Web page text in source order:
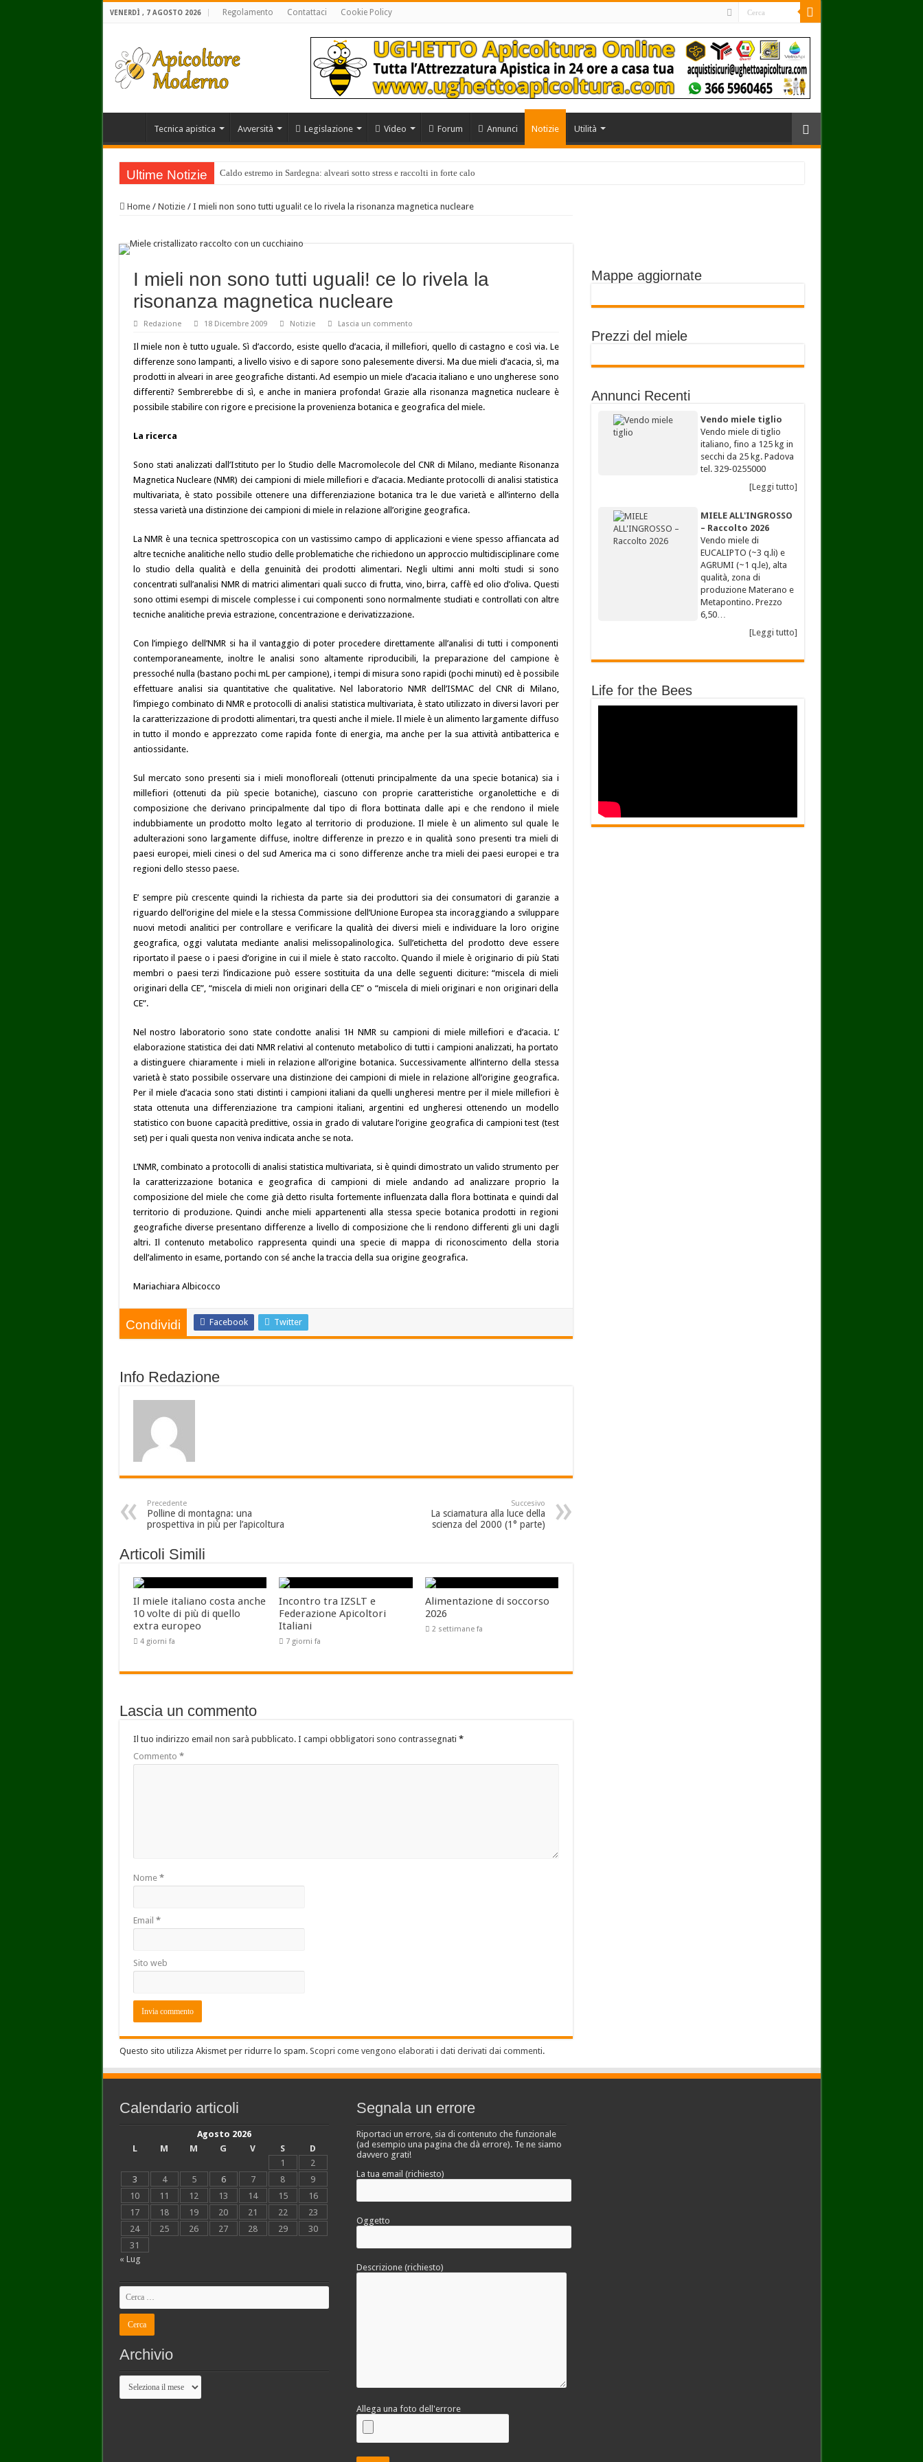
VENERDÌ , 7 AGOSTO 2026 Regolamento Contattaci Cookie Policy
Tecnica apistica Avversità Legislazione Video Forum Annunci Notizie Utilità
Ultime Notizie Caldo estremo in Sardegna: alveari sotto stress e raccolti in forte calo
Home / Notizie / I mieli non sono tutti uguali! ce lo rivela la risonanza magnetica nucleare
I mieli non sono tutti uguali! ce lo rivela la
risonanza magnetica nucleare
Redazione 18 Dicembre 2009 Notizie Lascia un commento
Il miele non è tutto uguale. Sì d’accordo, esiste quello d’acacia, il millefiori, quello di castagno e così via. Le
differenze sono lampanti, a livello visivo e di sapore sono palesemente diversi. Ma due mieli d’acacia, sì, ma
prodotti in alveari in aree geografiche distanti. Ad esempio un miele d’acacia italiano e uno ungherese sono
differenti? Sembrerebbe di sì, e anche in maniera profonda! Grazie alla risonanza magnetica nucleare è
possibile stabilire con rigore e precisione la provenienza botanica e geografica del miele.
La ricerca
Sono stati analizzati dall’Istituto per lo Studio delle Macromolecole del CNR di Milano, mediante Risonanza
Magnetica Nucleare (NMR) dei campioni di miele millefiori e d’acacia. Mediante protocolli di analisi statistica
multivariata, è stato possibile ottenere una differenziazione botanica tra le due varietà e all’interno della
stessa varietà una distinzione dei campioni di miele in relazione all’origine geografica.
La NMR è una tecnica spettroscopica con un vastissimo campo di applicazioni e viene spesso affiancata ad
altre tecniche analitiche nello studio delle problematiche che richiedono un approccio multidisciplinare come
lo studio della qualità e della genuinità dei prodotti alimentari. Negli ultimi anni molti studi si sono
concentrati sull’analisi NMR di matrici alimentari quali succo di frutta, vino, birra, caffè ed olio d’oliva. Questi
sono ottimi esempi di miscele complesse i cui componenti sono normalmente studiati e controllati con altre
tecniche analitiche previa estrazione, concentrazione e derivatizzazione.
Con l’impiego dell’NMR si ha il vantaggio di poter procedere direttamente all’analisi di tutti i componenti
contemporaneamente, inoltre le analisi sono altamente riproducibili, la preparazione del campione è
pressoché nulla (bastano pochi mL per campione), i tempi di misura sono rapidi (pochi minuti) ed è possibile
effettuare analisi sia quantitative che qualitative. Nel laboratorio NMR dell’ISMAC del CNR di Milano,
l’impiego combinato di NMR e protocolli di analisi statistica multivariata, è stato utilizzato in diversi lavori per
la caratterizzazione di prodotti alimentari, tra questi anche il miele. Il miele è un alimento largamente diffuso
in tutto il mondo e apprezzato come rapida fonte di energia, ma anche per la sua attività antibatterica e
antiossidante.
Sul mercato sono presenti sia i mieli monofloreali (ottenuti principalmente da una specie botanica) sia i
millefiori (ottenuti da più specie botaniche), ciascuno con proprie caratteristiche organolettiche e di
composizione che derivano principalmente dal tipo di flora bottinata dalle api e che rendono il miele
indubbiamente un prodotto molto legato al territorio di produzione. Il miele è un alimento sul quale le
adulterazioni sono largamente diffuse, inoltre differenze in prezzo e in qualità sono presenti tra mieli di
paesi europei, mieli cinesi o del sud America ma ci sono differenze anche tra mieli dei paesi europei e tra
regioni dello stesso paese.
E’ sempre più crescente quindi la richiesta da parte sia dei produttori sia dei consumatori di garanzie a
riguardo dell’origine del miele e la stessa Commissione dell’Unione Europea sta incoraggiando a sviluppare
nuovi metodi analitici per controllare e verificare la qualità dei diversi mieli e individuare la loro origine
geografica, oggi valutata mediante analisi melissopalinologica. Sull’etichetta del prodotto deve essere
riportato il paese o i paesi d’origine in cui il miele è stato raccolto. Quando il miele è originario di più Stati
membri o paesi terzi l’indicazione può essere sostituita da una delle seguenti diciture: “miscela di mieli
originari della CE”, “miscela di mieli non originari della CE” o “miscela di mieli originari e non originari della
CE”.
Nel nostro laboratorio sono state condotte analisi 1H NMR su campioni di miele millefiori e d’acacia. L’
elaborazione statistica dei dati NMR relativi al contenuto metabolico di tutti i campioni analizzati, ha portato
a distinguere chiaramente i mieli in relazione all’origine botanica. Successivamente all’interno della stessa
varietà è stato possibile osservare una distinzione dei campioni di miele in relazione all’origine geografica.
Per il miele d’acacia sono stati distinti i campioni italiani da quelli ungheresi mentre per il miele millefiori è
stata ottenuta una differenziazione tra campioni italiani, argentini ed ungheresi ottenendo un modello
statistico con buone capacità predittive, ossia in grado di valutare l’origine geografica di campioni test (test
set) per i quali questa non veniva indicata anche se nota.
L’NMR, combinato a protocolli di analisi statistica multivariata, si è quindi dimostrato un valido strumento per
la caratterizzazione botanica e geografica di campioni di miele andando ad analizzare proprio la
composizione del miele che come già detto risulta fortemente influenzata dalla flora bottinata e quindi dal
territorio di produzione. Quindi anche mieli appartenenti alla stessa specie botanica prodotti in regioni
geografiche diverse presentano differenze a livello di composizione che li rendono differenti gli uni dagli
altri. Il contenuto metabolico rappresenta quindi una specie di mappa di riconoscimento della storia
dell’alimento in esame, portando con sé anche la traccia della sua origine geografica.
Mariachiara Albicocco
Condividi Facebook Twitter
Info Redazione
Precedente
Polline di montagna: una
prospettiva in più per l’apicoltura
Succesivo
La sciamatura alla luce della
scienza del 2000 (1° parte)
Articoli Simili
Il miele italiano costa anche
10 volte di più di quello
extra europeo
4 giorni fa
Incontro tra IZSLT e
Federazione Apicoltori
Italiani
7 giorni fa
Alimentazione di soccorso
2026
2 settimane fa
Lascia un commento
Il tuo indirizzo email non sarà pubblicato. I campi obbligatori sono contrassegnati *
Commento *
Nome *
Email *
Sito web
Questo sito utilizza Akismet per ridurre lo spam. Scopri come vengono elaborati i dati derivati dai commenti.
Mappe aggiornate
Prezzi del miele
Annunci Recenti
Vendo miele tiglio
Vendo miele di tiglio
italiano, fino a 125 kg in
secchi da 25 kg. Padova
tel. 329-0255000
[Leggi tutto]
MIELE ALL'INGROSSO
– Raccolto 2026
Vendo miele di
EUCALIPTO (~3 q.li) e
AGRUMI (~1 q.le), alta
qualità, zona di
produzione Materano e
Metapontino. Prezzo
6,50…
[Leggi tutto]
Life for the Bees
Calendario articoli
Agosto 2026
L
M M G V S
D
1
2
3
4 5 6 7 8
9
10
11 12 13 14 15
16
17
18 19 20 21 22
23
24
25 26 27 28 29
30
31
« Lug
Archivio
Archivio
Segnala un errore
Riportaci un errore, sia di contenuto che funzionale
(ad esempio una pagina che dà errore). Te ne siamo
davvero grati!
La tua email (richiesto)
Oggetto
Descrizione (richiesto)
Allega una foto dell'errore